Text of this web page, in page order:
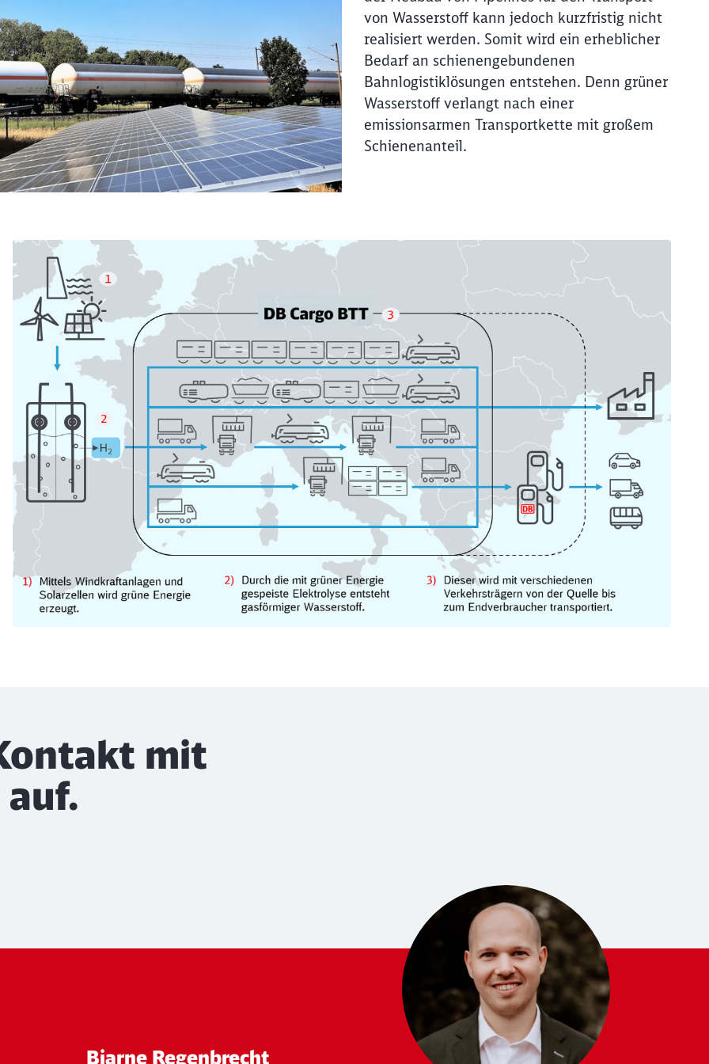
von Wasserstoff kann jedoch kurzfristig nicht
realisiert werden. Somit wird ein erheblicher
Bedarf an schienengebundenen
Bahnlogistiklösungen entstehen. Denn grüner
Wasserstoff verlangt nach einer
emissionsarmen Transportkette mit großem
Schienenanteil.
mit
Bjarne Regenbrecht
Schließen
Möchten Sie zu weitergeleitet werden?
Weiter